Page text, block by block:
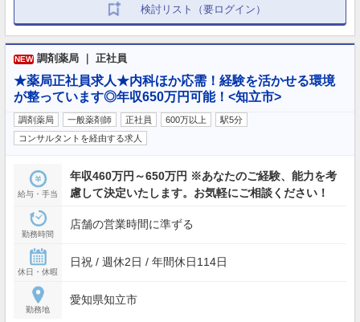
検討リスト（要ログイン）
NEW 調剤薬局 ｜ 正社員
★薬局正社員求人★内科ほか応需！経験を活かせる環境
が整っています◎年収650万円可能！<知立市>
調剤薬局 一般薬剤師 正社員 600万以上
駅5分
コンサルタントを経由する求人
給与・手当
年収460万円～650万円 ※あなたのご経験、能力を考
慮して決定いたします。お気軽にご相談ください！
勤務時間
店舗の営業時間に準ずる
休日・休暇
日祝 / 週休2日 / 年間休日114日
勤務地
愛知県知立市